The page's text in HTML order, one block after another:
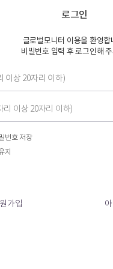
로그인
글로벌모니터 이용을 환영합
비빌번호 입력 후 로그인해
번호 저장
지
가입